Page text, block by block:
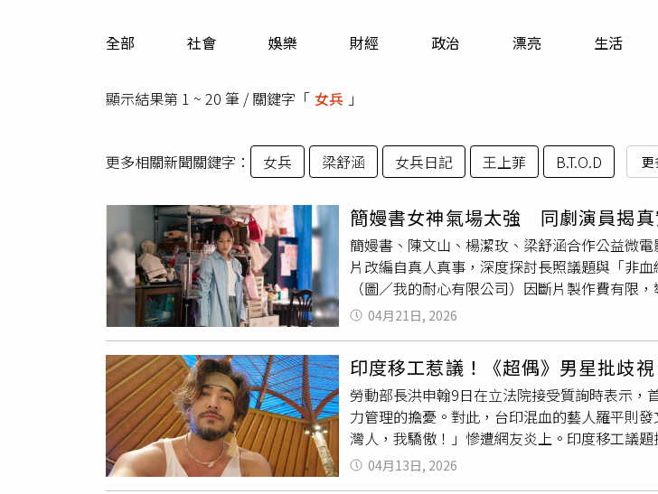
運勢
全部 社會 娛樂 財經 政治 漂亮 生活
顯示結果第 1 ~ 20 筆 / 關鍵字「 女兵 」
更多相關新聞關鍵字： 女兵 梁舒涵 女兵日記 王上菲 B.T.O.D 更
簡嫚書女神氣場太強 同劇演員揭真
簡嫚書、陳文山、楊潔玫、梁舒涵合作公益微
片改編自真人真事，深度探討長照議題與「非
（圖／我的耐心有限公司）因斷片製作費有限
也願意給新導演機會。簡嫚書第一次與陳文山
一見如故感。文山哥很溫暖、健談，把大家拉
神，私下卻是親和力十足，「原本擔心有距離
之有物。」楊潔玫挑戰詮釋一名心智障礙的母
我爸爸》，更讓她覺得是在對的時間遇到了對
（圖／我的耐心有限公司）梁舒涵在劇中飾演
情感，這次特別義氣相挺，客串演出。她提到
04月21日, 2026
印度移工惹議！《超偶》男星批歧
勞動部長洪申翰9日在立法院接受質詢時表示，
力管理的擔憂。對此，台印混血的藝人羅平則
灣人，我驕傲！」慘遭網友炎上。印度移工議
擊。從選秀節目《超級偶像》第三季第五名之
是有印度之亂嗎？到底有什麼好種族騎士（歧
04月13日, 2026